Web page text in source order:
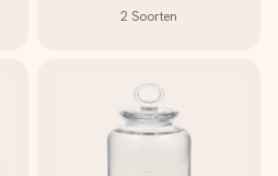
2 Soorten